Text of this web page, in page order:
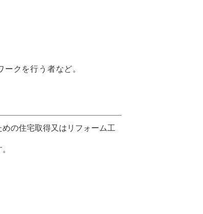
クを行う者など。
の住宅取得又はリフォーム工